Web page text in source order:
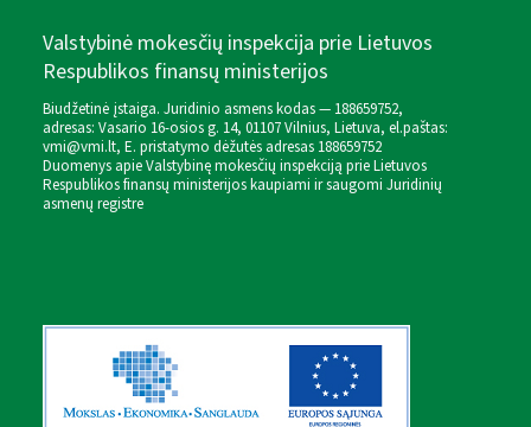
Valstybinė mokesčių inspekcija prie Lietuvos
Respublikos finansų ministerijos
Biudžetinė įstaiga. Juridinio asmens kodas — 188659752,
adresas: Vasario 16-osios g. 14, 01107 Vilnius, Lietuva, el.paštas:
vmi@vmi.lt, E. pristatymo dėžutės adresas 188659752
Duomenys apie Valstybinę mokesčių inspekciją prie Lietuvos
Respublikos finansų ministerijos kaupiami ir saugomi Juridinių
asmenų registre